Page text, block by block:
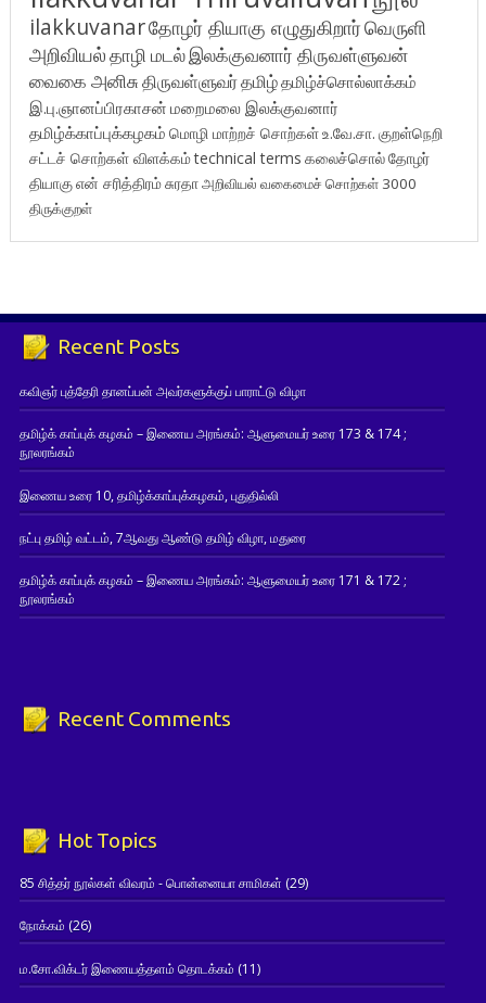
ilakkuvanarதோழர் தியாகு எழுதுகிறார்வெருளி
அறிவியல்தாழி மடல்இலக்குவனார் திருவள்ளுவன்
வைகை அனிசுதிருவள்ளுவர்தமிழ்தமிழ்ச்சொல்லாக்கம்
இ.பு.ஞானப்பிரகாசன் மறைமலை இலக்குவனார்
தமிழ்க்காப்புக்கழகம் மொழி மாற்றச் சொற்கள்உ.வே.சா. குறள்நெறி
சட்டச் சொற்கள் விளக்கம்technical terms கலைச்சொல்தோழர்
தியாகுஎன் சரித்திரம்சுரதாஅறிவியல் வகைமைச் சொற்கள் 3000
திருக்குறள்
Recent Posts
கவிஞர் புத்தேரி தானப்பன் அவர்களுக்குப் பாராட்டு விழா
தமிழ்க் காப்புக் கழகம் – இணைய அரங்கம்: ஆளுமையர் உரை 173 & 174 ;
நூலரங்கம்
இணைய உரை 10, தமிழ்க்காப்புக்கழகம், புதுதில்லி
நட்பு தமிழ் வட்டம், 7ஆவது ஆண்டு தமிழ் விழா, மதுரை
தமிழ்க் காப்புக் கழகம் – இணைய அரங்கம்: ஆளுமையர் உரை 171 & 172 ;
நூலரங்கம்
Recent Comments
Hot Topics
85 சித்தர் நூல்கள் விவரம் - பொன்னையா சாமிகள் (29)
நோக்கம் (26)
ம.சோ.விக்டர் இணையத்தளம் தொடக்கம் (11)